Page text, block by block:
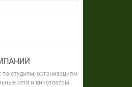
по студиям, организациям
сети и кинотеатры